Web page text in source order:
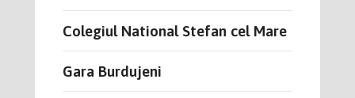
Colegiul National Stefan cel Mare
Gara Burdujeni